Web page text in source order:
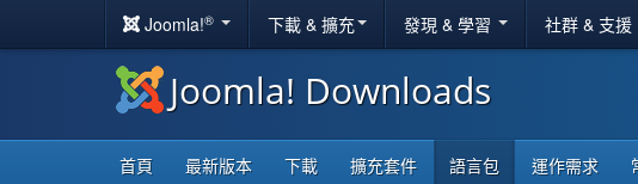
Joomla!® 下載 & 擴充 發現 & 學習 社群 & 支援
Joomla! Downloads
首頁 最新版本 下載 擴充套件 語言包 運作需求